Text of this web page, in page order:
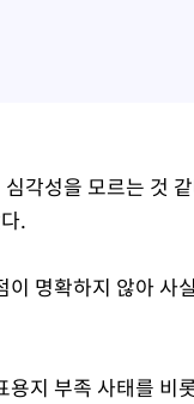
각성을 모르는 것
.
명확하지 않아
지 부족 사태를 비